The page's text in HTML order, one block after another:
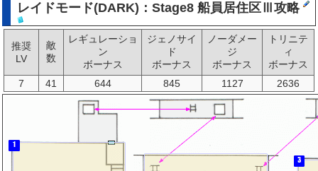
レイドモード(DARK)：Stage8 船員居住区Ⅲ攻略
推奨
LV
敵
数
レギュレーショ
ン
ボーナス
ジェノサイ
ド
ボーナス
ノーダメー
ジ
ボーナス
トリニテ
ィ
ボーナス
7
41 644 845 1127 2636